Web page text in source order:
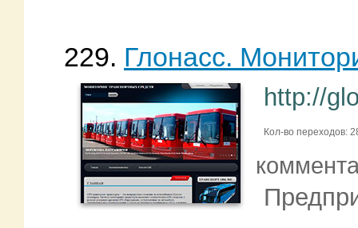
229. Глонасс.
http://
Кол-во переходов: